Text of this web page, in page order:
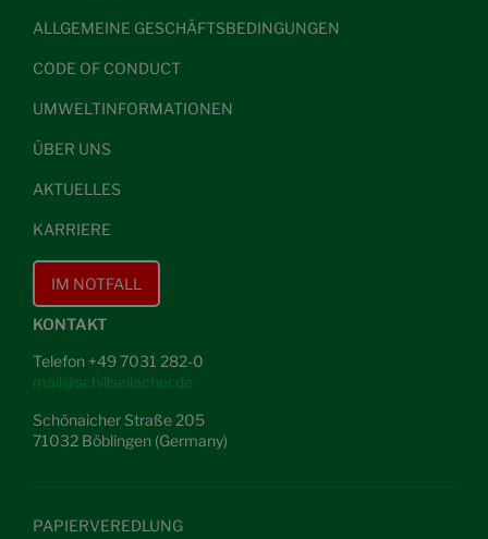
ALLGEMEINE GESCHÄFTSBEDINGUNGEN
CODE OF CONDUCT
UMWELTINFORMATIONEN
ÜBER UNS
AKTUELLES
KARRIERE
IM NOTFALL
KONTAKT
Telefon +49 7031 282-0
mail@schillseilacher.de
Schönaicher Straße 205
71032 Böblingen (Germany)
PAPIERVEREDLUNG